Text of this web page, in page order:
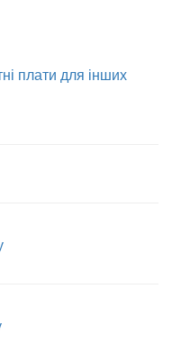
плати для інших